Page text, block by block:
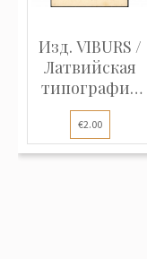
Изд. VIBURS /
Латвийская
типография
ценных бу...
€2.00